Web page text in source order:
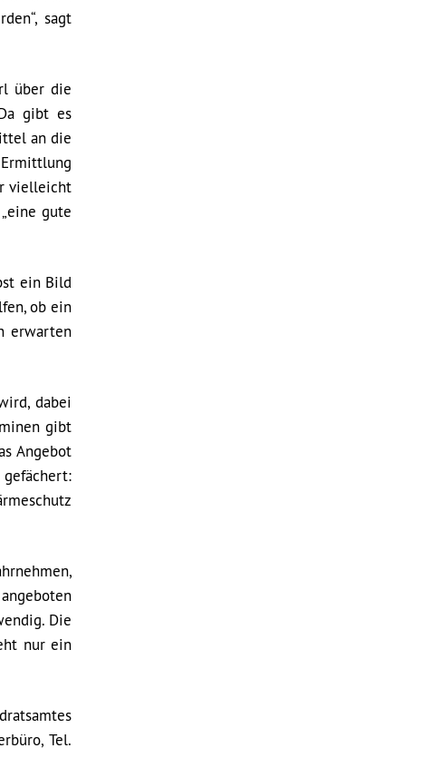
sagt
über die
gibt es
an die
vielleicht
gute
ein Bild
ob ein
erwarten
dabei
gibt
Angebot
Die
nur ein
Tel.